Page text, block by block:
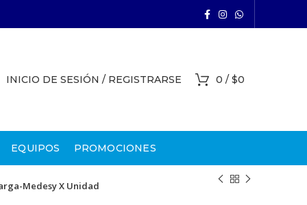
INICIO DE SESIÓN / REGISTRARSE 0 / $0
EQUIPOS
PROMOCIONES
Medesy X Unidad